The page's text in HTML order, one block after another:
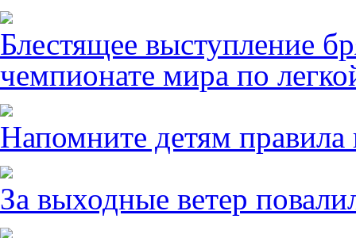
Блестящее выступление
чемпионате мира по
Напомните детям правила
За выходные ветер